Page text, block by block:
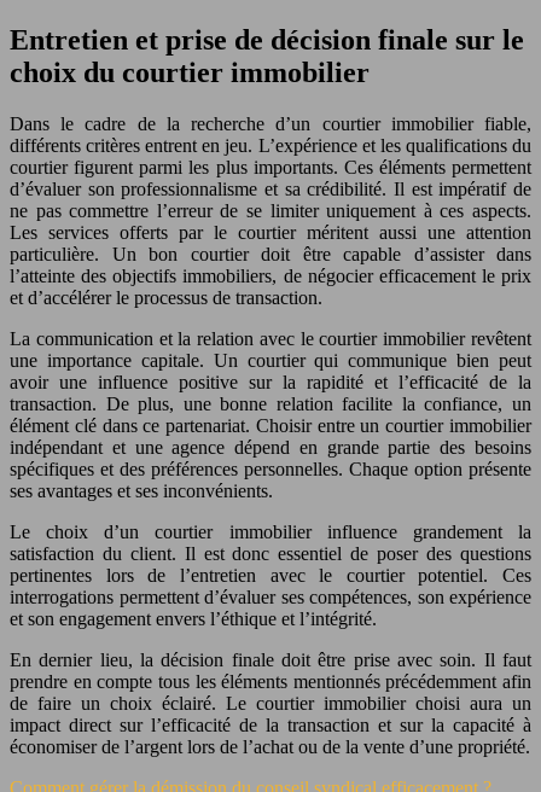
Entretien et prise de décision finale sur le
choix du courtier immobilier
Dans le cadre de la recherche d’un courtier immobilier fiable,
différents critères entrent en jeu. L’expérience et les qualifications du
courtier figurent parmi les plus importants. Ces éléments permettent
d’évaluer son professionnalisme et sa crédibilité. Il est impératif de
ne pas commettre l’erreur de se limiter uniquement à ces aspects.
Les services offerts par le courtier méritent aussi une attention
particulière. Un bon courtier doit être capable d’assister dans
l’atteinte des objectifs immobiliers, de négocier efficacement le prix
et d’accélérer le processus de transaction.
La communication et la relation avec le courtier immobilier revêtent
une importance capitale. Un courtier qui communique bien peut
avoir une influence positive sur la rapidité et l’efficacité de la
transaction. De plus, une bonne relation facilite la confiance, un
élément clé dans ce partenariat. Choisir entre un courtier immobilier
indépendant et une agence dépend en grande partie des besoins
spécifiques et des préférences personnelles. Chaque option présente
ses avantages et ses inconvénients.
Le choix d’un courtier immobilier influence grandement la
satisfaction du client. Il est donc essentiel de poser des questions
pertinentes lors de l’entretien avec le courtier potentiel. Ces
interrogations permettent d’évaluer ses compétences, son expérience
et son engagement envers l’éthique et l’intégrité.
En dernier lieu, la décision finale doit être prise avec soin. Il faut
prendre en compte tous les éléments mentionnés précédemment afin
de faire un choix éclairé. Le courtier immobilier choisi aura un
impact direct sur l’efficacité de la transaction et sur la capacité à
économiser de l’argent lors de l’achat ou de la vente d’une propriété.
Comment gérer la démission du conseil syndical efficacement ?